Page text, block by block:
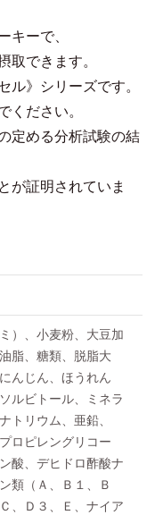
キーで、
できます。
》シリーズです。
ください。
定める分析試験の結
証明されていま
）、小麦粉、大豆加
脂、糖類、脱脂大
んじん、ほうれん
ルビトール、ミネラ
トリウム、亜鉛、
ロピレングリコー
酸、デヒドロ酢酸ナ
類（Ａ、Ｂ１、Ｂ
、Ｄ３、Ｅ、ナイア